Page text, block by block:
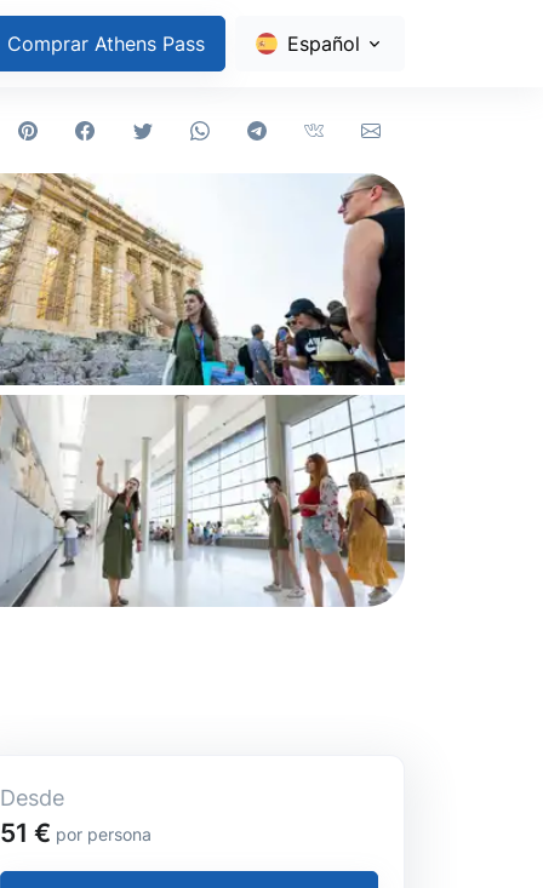
Comprar Athens Pass Español
Desde
51 € por persona